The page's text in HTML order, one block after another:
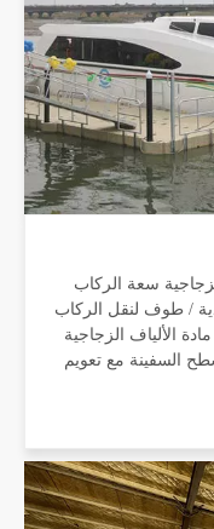
سعة الركاب
/ طوف لنقل الركاب
الألياف الزجاجية
السفينة مع تعويم